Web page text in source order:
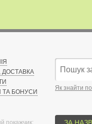
ДОСТАВКА
ТА БОНУСИ
Як знайти
покажчик: